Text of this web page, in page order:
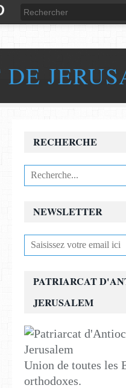
NEWSLETTER
RECHERCHE
PATRIARCAT
JERUSALEM
Union de toutes les
orthodoxes.